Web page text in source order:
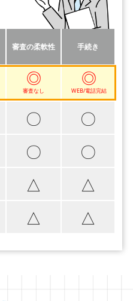
審査の柔軟性 手続き
◎
審査なし
◎
WEB/電話完結
〇 〇
〇 〇
△ △
△ △